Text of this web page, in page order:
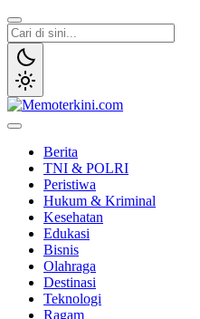
Lewati
ke
konten
Berita
TNI & POLRI
Peristiwa
Hukum & Kriminal
Kesehatan
Edukasi
Bisnis
Olahraga
Destinasi
Teknologi
Ragam